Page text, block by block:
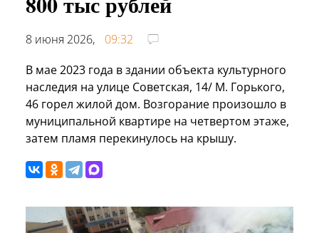
8 июня 2026,
09:32
В мае 2023 года в здании объекта культурного
наследия на улице Советская, 14/ М. Горького,
46 горел жилой дом. Возгорание произошло в
муниципальной квартире на четвертом этаже,
затем пламя перекинулось на крышу.